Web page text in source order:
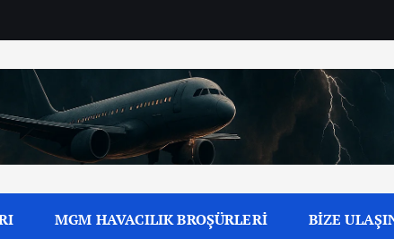
MGM HAVACILIK BROŞÜRLERİ BİZE